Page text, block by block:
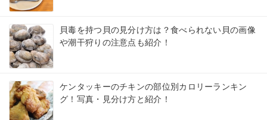
貝毒を持つ貝の見分け方は？食べられない貝の画像
や潮干狩りの注意点も紹介！
ケンタッキーのチキンの部位別カロリーランキン
グ！写真・見分け方と紹介！